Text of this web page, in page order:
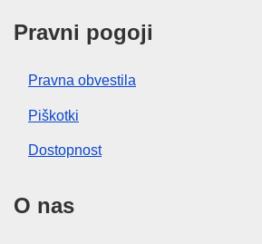
Pravni pogoji
Pravna obvestila
Piškotki
Dostopnost
O nas